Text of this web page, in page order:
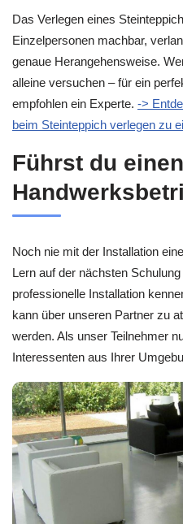
Das Verlegen eines
Einzelpersonen machbar,
genaue Herangehensweise.
alleine versuchen – für ein
empfohlen ein Experte. ->
beim Steinteppich verlegen zu
Führst du einen
Noch nie mit der Installation
Lern auf der nächsten
professionelle Installation
kann über unseren Partner zu
werden. Als unser Teilnehmer
Interessenten aus Ihrer